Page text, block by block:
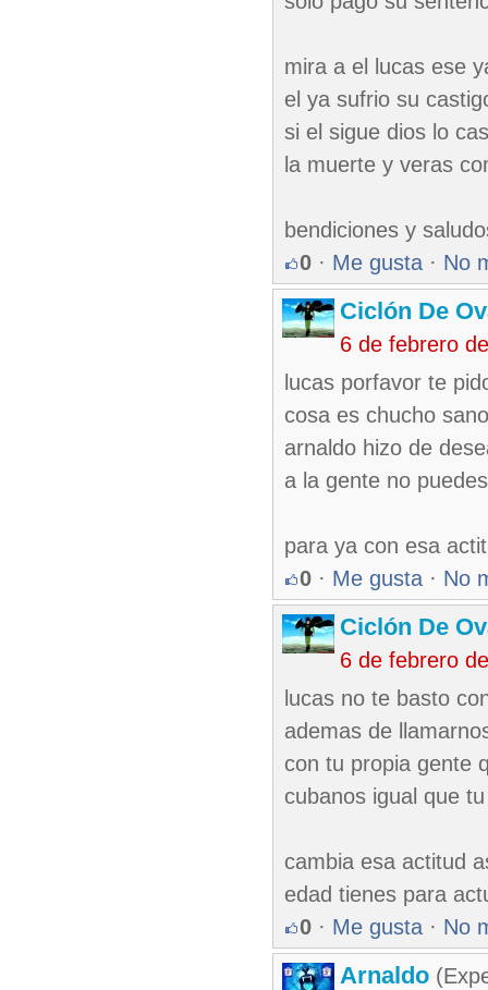
mira a el lucas ese
el ya sufrio su
si el sigue dios lo
la muerte y veras
bendiciones y
0 · Me gusta · No
Ciclón De
6 de febrero
lucas porfavor te
cosa es chucho
arnaldo hizo de
a la gente no
para ya con esa
0 · Me gusta · No
Ciclón De
6 de febrero
lucas no te basto
ademas de
con tu propia gente
cubanos igual que tu
cambia esa actitud
edad tienes para
0 · Me gusta · No
Arnaldo